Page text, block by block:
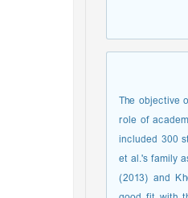
The objective
role of
included 300
et al.'s family
(2013) and